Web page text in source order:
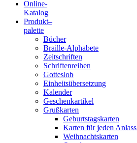
Blindenschrift-
Verlag
Druckerei
gGmbH
Online-
Katalog
Produkt–
palette
Bücher
Braille-Alphabete
Zeitschriften
Schriftenreihen
Gotteslob
Einheitsübersetzung
Kalender
Geschenkartikel
Grußkarten
Geburtstagskarten
Karten für jeden Anlass
Weihnachtskarten